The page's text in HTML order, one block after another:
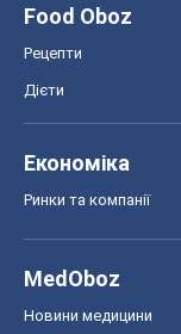
Food Oboz
Рецепти
Дієти
Економіка
Ринки та компанії
MedOboz
Новини медицини